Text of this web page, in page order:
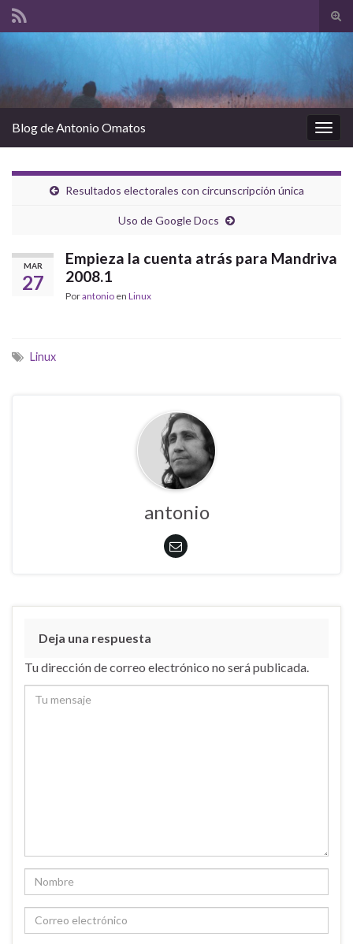
el
la
Blog de Antonio Omatos
Resultados electorales con circunscripción única
Uso de Google Docs
MAR
27
Empieza la cuenta atrás para Mandriva
2008.1
Porantonio en Linux
Linux
antonio
Deja una respuesta
Tu dirección de correo electrónico no será publicada.